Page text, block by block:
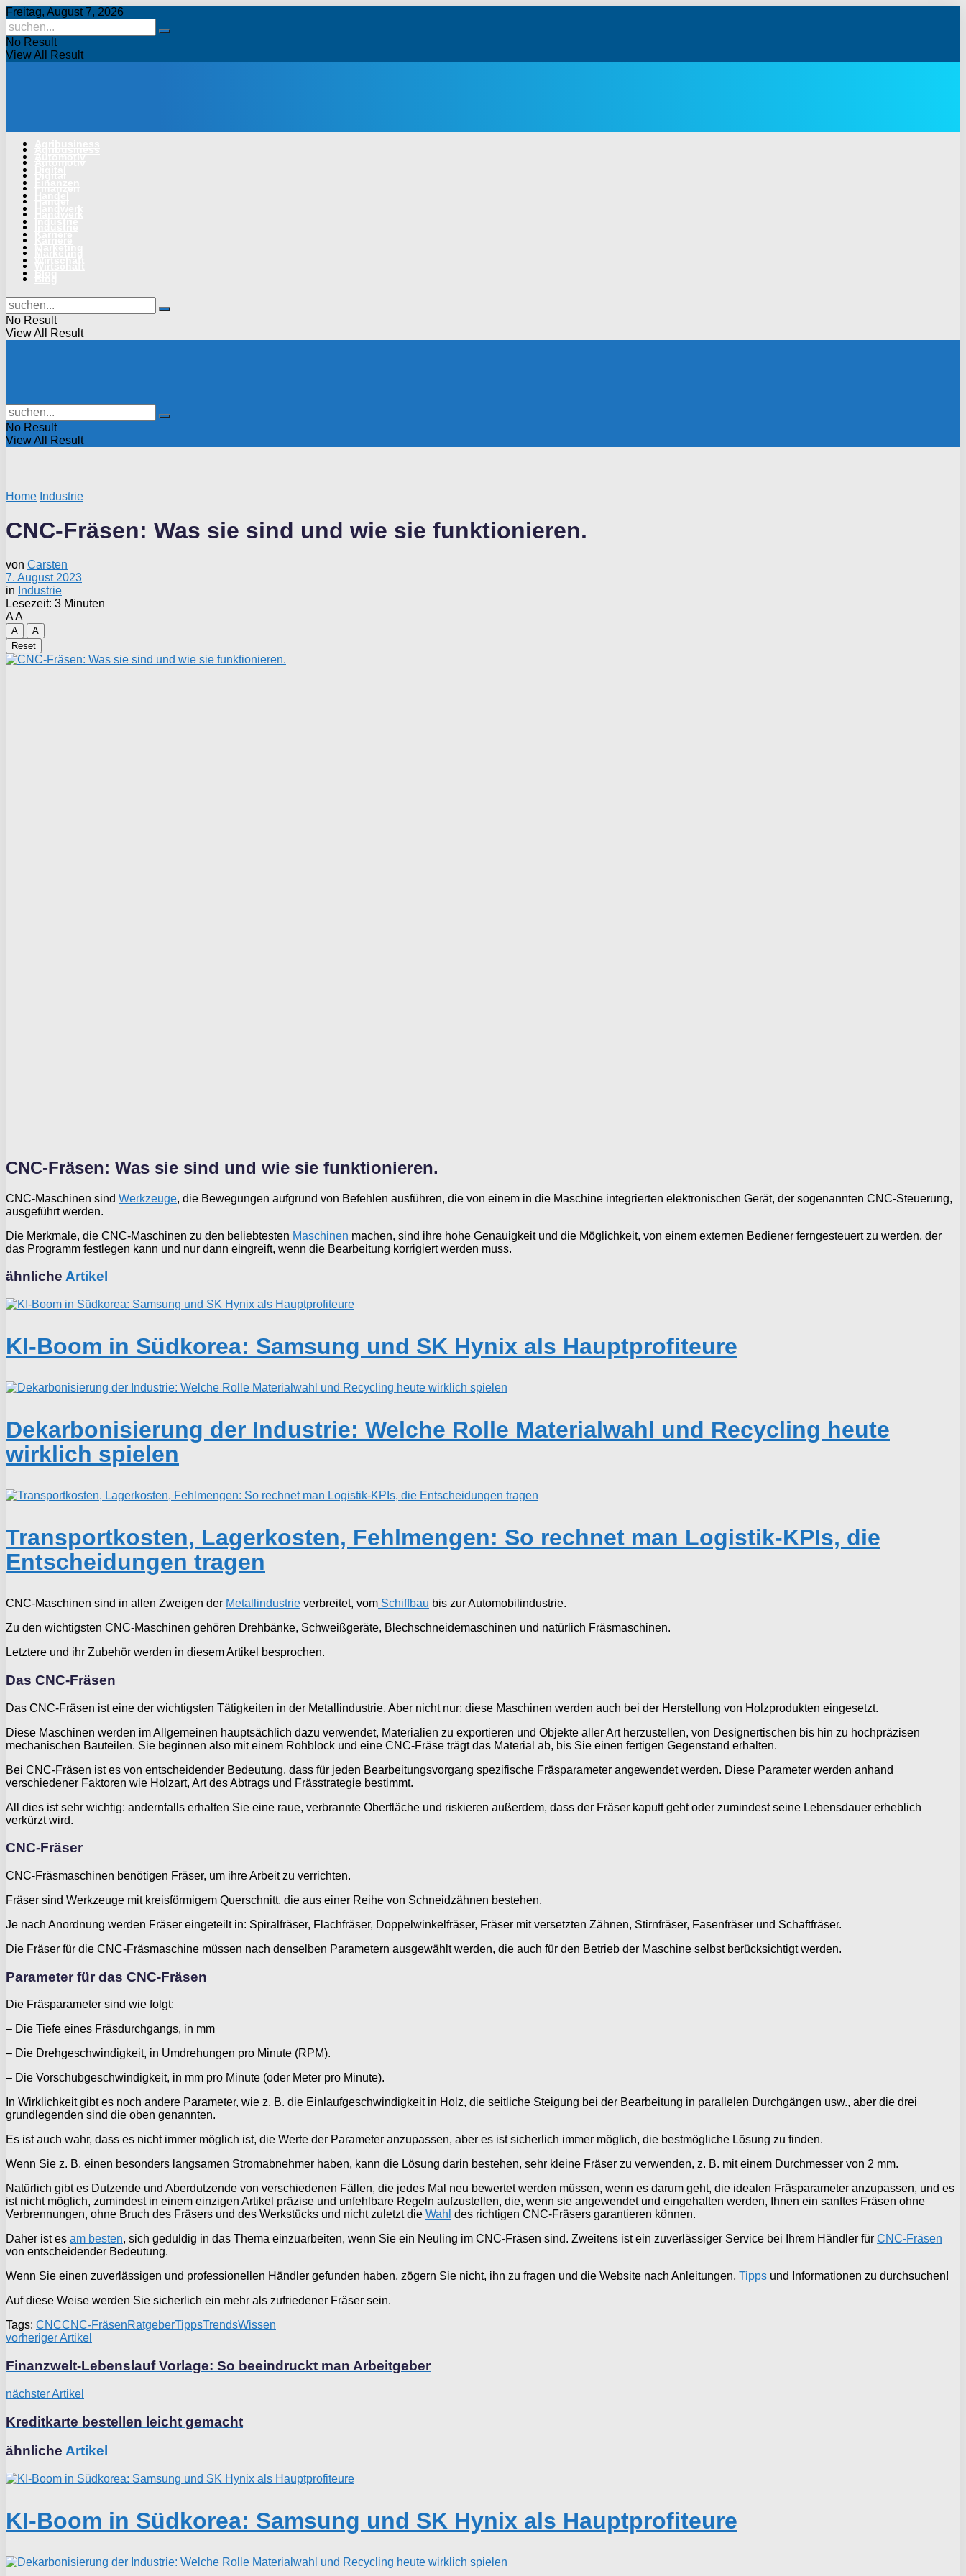
Freitag, August 7, 2026
No Result
View All Result
No Result
View All Result
No Result
View All Result
Home Industrie
CNC-Fräsen: Was sie sind und wie sie funktionieren.
von Carsten
7. August 2023
in Industrie
Lesezeit: 3 Minuten
AA
A
A
Reset
CNC-Fräsen: Was sie sind und wie sie funktionieren.
CNC-Maschinen sind Werkzeuge, die Bewegungen aufgrund von Befehlen ausführen, die von einem in die Maschine integrierten elektronischen Gerät, der sogenannten CNC-Steuerung,
ausgeführt werden.
Die Merkmale, die CNC-Maschinen zu den beliebtesten Maschinen machen, sind ihre hohe Genauigkeit und die Möglichkeit, von einem externen Bediener ferngesteuert zu werden, der
das Programm festlegen kann und nur dann eingreift, wenn die Bearbeitung korrigiert werden muss.
ähnliche Artikel
KI-Boom in Südkorea: Samsung und SK Hynix als Hauptprofiteure
Dekarbonisierung der Industrie: Welche Rolle Materialwahl und Recycling heute
wirklich spielen
Transportkosten, Lagerkosten, Fehlmengen: So rechnet man Logistik-KPIs, die
Entscheidungen tragen
CNC-Maschinen sind in allen Zweigen der Metallindustrie verbreitet, vom Schiffbau bis zur Automobilindustrie.
Zu den wichtigsten CNC-Maschinen gehören Drehbänke, Schweißgeräte, Blechschneidemaschinen und natürlich Fräsmaschinen.
Letztere und ihr Zubehör werden in diesem Artikel besprochen.
Das CNC-Fräsen
Das CNC-Fräsen ist eine der wichtigsten Tätigkeiten in der Metallindustrie. Aber nicht nur: diese Maschinen werden auch bei der Herstellung von Holzprodukten eingesetzt.
Diese Maschinen werden im Allgemeinen hauptsächlich dazu verwendet, Materialien zu exportieren und Objekte aller Art herzustellen, von Designertischen bis hin zu hochpräzisen
mechanischen Bauteilen. Sie beginnen also mit einem Rohblock und eine CNC-Fräse trägt das Material ab, bis Sie einen fertigen Gegenstand erhalten.
Bei CNC-Fräsen ist es von entscheidender Bedeutung, dass für jeden Bearbeitungsvorgang spezifische Fräsparameter angewendet werden. Diese Parameter werden anhand
verschiedener Faktoren wie Holzart, Art des Abtrags und Frässtrategie bestimmt.
All dies ist sehr wichtig: andernfalls erhalten Sie eine raue, verbrannte Oberfläche und riskieren außerdem, dass der Fräser kaputt geht oder zumindest seine Lebensdauer erheblich
verkürzt wird.
CNC-Fräser
CNC-Fräsmaschinen benötigen Fräser, um ihre Arbeit zu verrichten.
Fräser sind Werkzeuge mit kreisförmigem Querschnitt, die aus einer Reihe von Schneidzähnen bestehen.
Je nach Anordnung werden Fräser eingeteilt in: Spiralfräser, Flachfräser, Doppelwinkelfräser, Fräser mit versetzten Zähnen, Stirnfräser, Fasenfräser und Schaftfräser.
Die Fräser für die CNC-Fräsmaschine müssen nach denselben Parametern ausgewählt werden, die auch für den Betrieb der Maschine selbst berücksichtigt werden.
Parameter für das CNC-Fräsen
Die Fräsparameter sind wie folgt:
– Die Tiefe eines Fräsdurchgangs, in mm
– Die Drehgeschwindigkeit, in Umdrehungen pro Minute (RPM).
– Die Vorschubgeschwindigkeit, in mm pro Minute (oder Meter pro Minute).
In Wirklichkeit gibt es noch andere Parameter, wie z. B. die Einlaufgeschwindigkeit in Holz, die seitliche Steigung bei der Bearbeitung in parallelen Durchgängen usw., aber die drei
grundlegenden sind die oben genannten.
Es ist auch wahr, dass es nicht immer möglich ist, die Werte der Parameter anzupassen, aber es ist sicherlich immer möglich, die bestmögliche Lösung zu finden.
Wenn Sie z. B. einen besonders langsamen Stromabnehmer haben, kann die Lösung darin bestehen, sehr kleine Fräser zu verwenden, z. B. mit einem Durchmesser von 2 mm.
Natürlich gibt es Dutzende und Aberdutzende von verschiedenen Fällen, die jedes Mal neu bewertet werden müssen, wenn es darum geht, die idealen Fräsparameter anzupassen, und es
ist nicht möglich, zumindest in einem einzigen Artikel präzise und unfehlbare Regeln aufzustellen, die, wenn sie angewendet und eingehalten werden, Ihnen ein sanftes Fräsen ohne
Verbrennungen, ohne Bruch des Fräsers und des Werkstücks und nicht zuletzt die Wahl des richtigen CNC-Fräsers garantieren können.
Daher ist es am besten, sich geduldig in das Thema einzuarbeiten, wenn Sie ein Neuling im CNC-Fräsen sind. Zweitens ist ein zuverlässiger Service bei Ihrem Händler für CNC-Fräsen
von entscheidender Bedeutung.
Wenn Sie einen zuverlässigen und professionellen Händler gefunden haben, zögern Sie nicht, ihn zu fragen und die Website nach Anleitungen, Tipps und Informationen zu durchsuchen!
Auf diese Weise werden Sie sicherlich ein mehr als zufriedener Fräser sein.
Tags: CNCCNC-FräsenRatgeberTippsTrendsWissen
vorheriger Artikel
Finanzwelt-Lebenslauf Vorlage: So beeindruckt man Arbeitgeber
nächster Artikel
Kreditkarte bestellen leicht gemacht
ähnliche Artikel
KI-Boom in Südkorea: Samsung und SK Hynix als Hauptprofiteure